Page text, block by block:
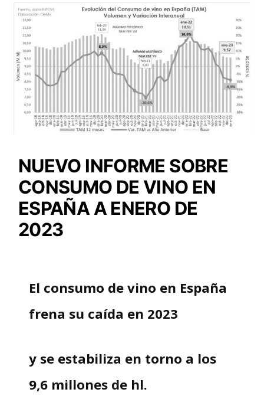
NUEVO INFORME SOBRE
CONSUMO DE VINO EN
ESPAÑA A ENERO DE
2023
El consumo de vino en España
frena su caída en 2023
y se estabiliza en torno a los
9,6 millones de hl.